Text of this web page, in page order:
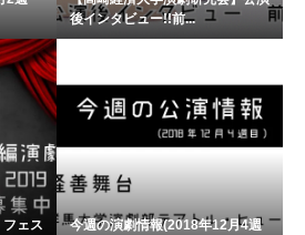
後インタビュー!!前...
ェス
今週の演劇情報(2018年12月4週